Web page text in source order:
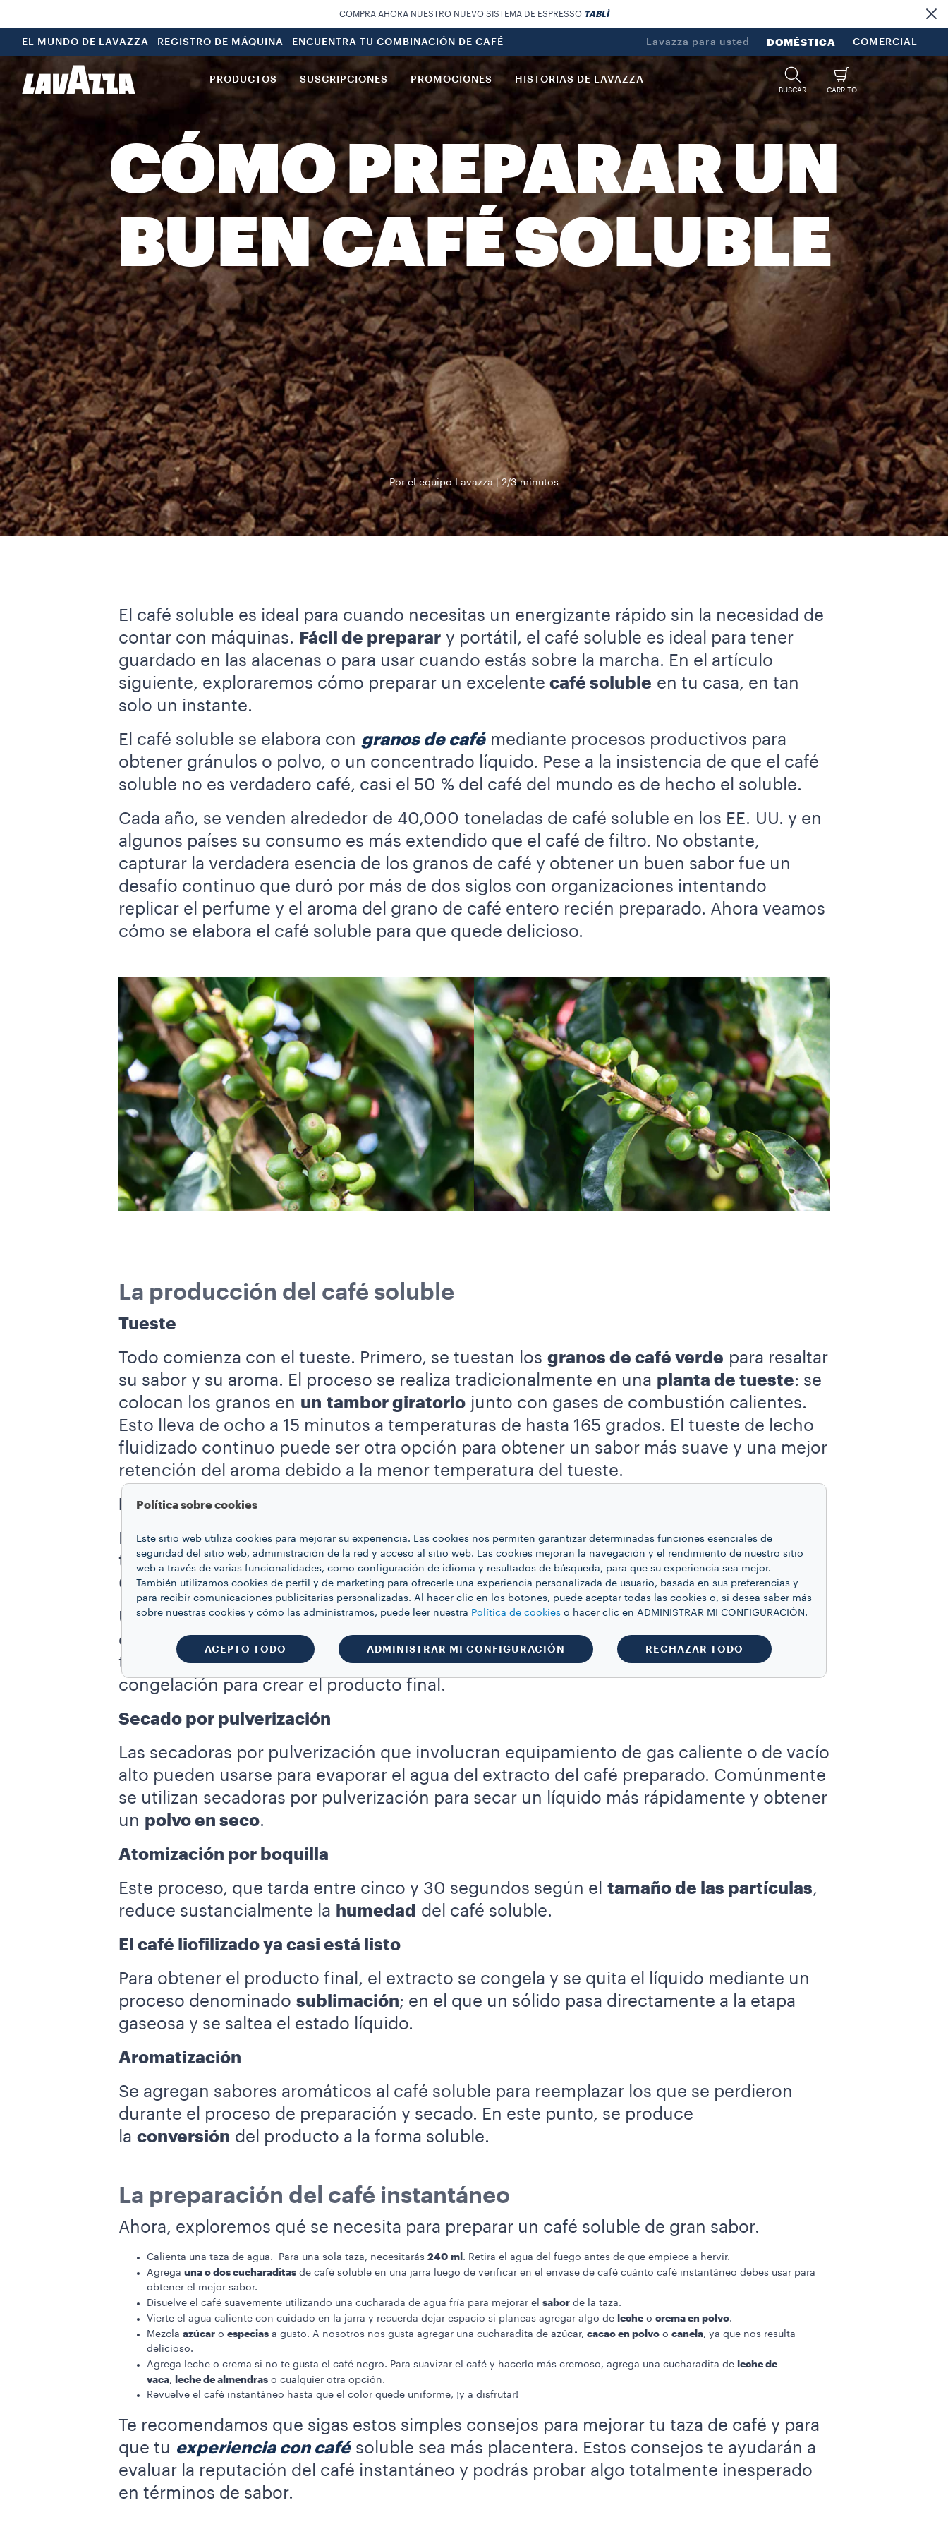
COMPRA AHORA NUESTRO NUEVO SISTEMA DE ESPRESSO TABLÌ
EL MUNDO DE LAVAZZA REGISTRO DE MÁQUINA ENCUENTRA TU COMBINACIÓN DE CAFÉ Lavazza para usted DOMÉSTICA COMERCIAL
PRODUCTOS SUSCRIPCIONES PROMOCIONES HISTORIAS DE LAVAZZA
BUSCAR CARRITO
CÓMO PREPARAR UN
BUEN CAFÉ SOLUBLE
Por el equipo Lavazza 2/3 minutos
El café soluble es ideal para cuando necesitas un energizante rápido sin la necesidad de
contar con máquinas.
Fácil de preparary portátil, el café soluble es ideal para tener
guardado en las alacenas o para usar cuando estás sobre la marcha. En el artículo
siguiente, exploraremos cómo preparar un excelente café soluble en tu casa, en tan
solo un instante.
El café soluble se elabora con granos de cafémediante procesos productivos para
obtener gránulos o polvo, o un concentrado líquido. Pese a la insistencia de que el café
soluble no es verdadero café, casi el 50 % del café del mundo es de hecho el soluble.
Cada año, se venden alrededor de 40,000 toneladas de café soluble en los EE. UU. y en
algunos países su consumo es más extendido que el café de filtro. No obstante,
capturar la verdadera esencia de los granos de café y obtener un buen sabor fue un
desafío continuo que duró por más de dos siglos con organizaciones intentando
replicar el perfume y el aroma del grano de café entero recién preparado. Ahora veamos
cómo se elabora el café soluble para que quede delicioso.
La producción del café soluble
Tueste
Todo comienza con el tueste. Primero, se tuestan los granos de café verde para resaltar
su sabor y su aroma. El proceso se realiza tradicionalmente en una planta de tueste: se
colocan los granos en un tambor giratoriojunto con gases de combustión calientes.
Esto lleva de ocho a 15 minutos a temperaturas de hasta 165 grados. El tueste de lecho
fluidizado continuo puede ser otra opción para obtener un sabor más suave y una mejor
retención del aroma debido a la menor temperatura del tueste.
Molienda
El café se convierte enpolvomediante unos rodillos con muescas que se utilizan para
triturar los granos y obtener una molienda fina, con un tamaño de partícula de entre
0.020 y 0.043 pulgadas.
Una vez tostado y molido, el café se disuelve enaguay se cuela a una temperatura de
entre 150 y 180 grados. El concentrado resultante será de entre el 15 % y el 30 % en
términos de masa. Finalmente, se utiliza evaporación en vacío o concentración por
congelación para crear el producto final.
Secado por pulverización
Las secadoras por pulverización que involucran equipamiento de gas caliente o de vacío
alto pueden usarse para evaporar el agua del extracto del café preparado. Comúnmente
se utilizan secadoras por pulverización para secar un líquido más rápidamente y obtener
un polvo en seco.
Atomización por boquilla
Este proceso, que tarda entre cinco y 30 segundos según el tamaño de las partículas,
reduce sustancialmente la humedad del café soluble.
El café liofilizado ya casi está listo
Para obtener el producto final, el extracto se congela y se quita el líquido mediante un
proceso denominado sublimación; en el que un sólido pasa directamente a la etapa
gaseosa y se saltea el estado líquido.
Aromatización
Se agregan sabores aromáticos al café soluble para reemplazar los que se perdieron
durante el proceso de preparación y secado. En este punto, se produce
la conversión del producto a la forma soluble.
La preparación del café instantáneo
Ahora, exploremos qué se necesita para preparar un café soluble de gran sabor.
Calienta una taza de agua. Para una sola taza, necesitarás 240 ml . Retira el agua del fuego antes de que empiece a hervir.
Agrega una o dos cucharaditas de café soluble en una jarra luego de verificar en el envase de café cuánto café instantáneo debes usar para
obtener el mejor sabor.
Disuelve el café suavemente utilizando una cucharada de agua fría para mejorar el saborde la taza.
Vierte el agua caliente con cuidado en la jarra y recuerda dejar espacio si planeas agregar algo de lecheo crema en polvo.
Mezcla azúcaro especiasa gusto. A nosotros nos gusta agregar una cucharadita de azúcar, cacao en polvo o canela, ya que nos resulta
delicioso.
Agrega leche o crema si no te gusta el café negro. Para suavizar el café y hacerlo más cremoso, agrega una cucharadita de leche de
vaca, leche de almendraso cualquier otra opción.
Revuelve el café instantáneo hasta que el color quede uniforme, ¡y a disfrutar!
Te recomendamos que sigas estos simples consejos para mejorar tu taza de café y para
que tu experiencia con cafésoluble sea más placentera. Estos consejos te ayudarán a
evaluar la reputación del café instantáneo y podrás probar algo totalmente inesperado
en términos de sabor.
Política sobre cookies
Este sitio web utiliza cookies para mejorar su experiencia. Las cookies nos permiten garantizar determinadas funciones esenciales de
seguridad del sitio web, administración de la red y acceso al sitio web. Las cookies mejoran la navegación y el rendimiento de nuestro sitio
web a través de varias funcionalidades, como configuración de idioma y resultados de búsqueda, para que su experiencia sea mejor.
También utilizamos cookies de perfil y de marketing para ofrecerle una experiencia personalizada de usuario, basada en sus preferencias y
para recibir comunicaciones publicitarias personalizadas. Al hacer clic en los botones, puede aceptar todas las cookies o, si desea saber más
sobre nuestras cookies y cómo las administramos, puede leer nuestra Política de cookies o hacer clic en ADMINISTRAR MI CONFIGURACIÓN.
ACEPTO TODO ADMINISTRAR MI CONFIGURACIÓN RECHAZAR TODO